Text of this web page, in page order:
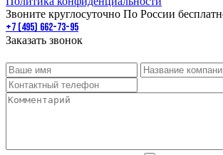
Звоните круглосуточно По России
+7 (495) 662-73-95
Заказать звонок